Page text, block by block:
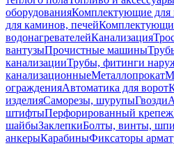
оборудованияКомплектующие для
для каминов, печей
водонагревателейКанализация
вантузыПрочистные машины
канализацииТрубы, фитинги
канализационныеМеталлопрокат
огражденияАвтоматика для ворот
изделияСаморезы, шурупыГвозди
штифтыПерфорированный крепеж
шайбыЗаклепкиБолты, винты,
анкерыКарабиныФиксаторы